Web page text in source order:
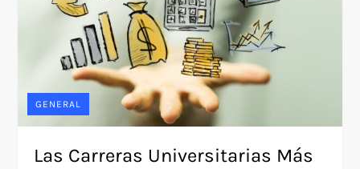
GENERAL
Las Carreras Universitarias Más